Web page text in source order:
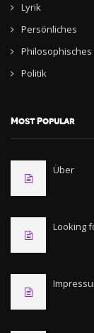
Lyrik
Persönliches
Philosophisches
Politik
Most Popular
Über
Looking